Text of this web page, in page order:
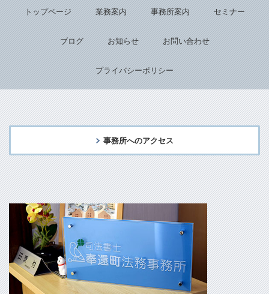
トップページ 業務案内 事務所案内 セミナー
ブログ お知らせ お問い合わせ
プライバシーポリシー
事務所へのアクセス